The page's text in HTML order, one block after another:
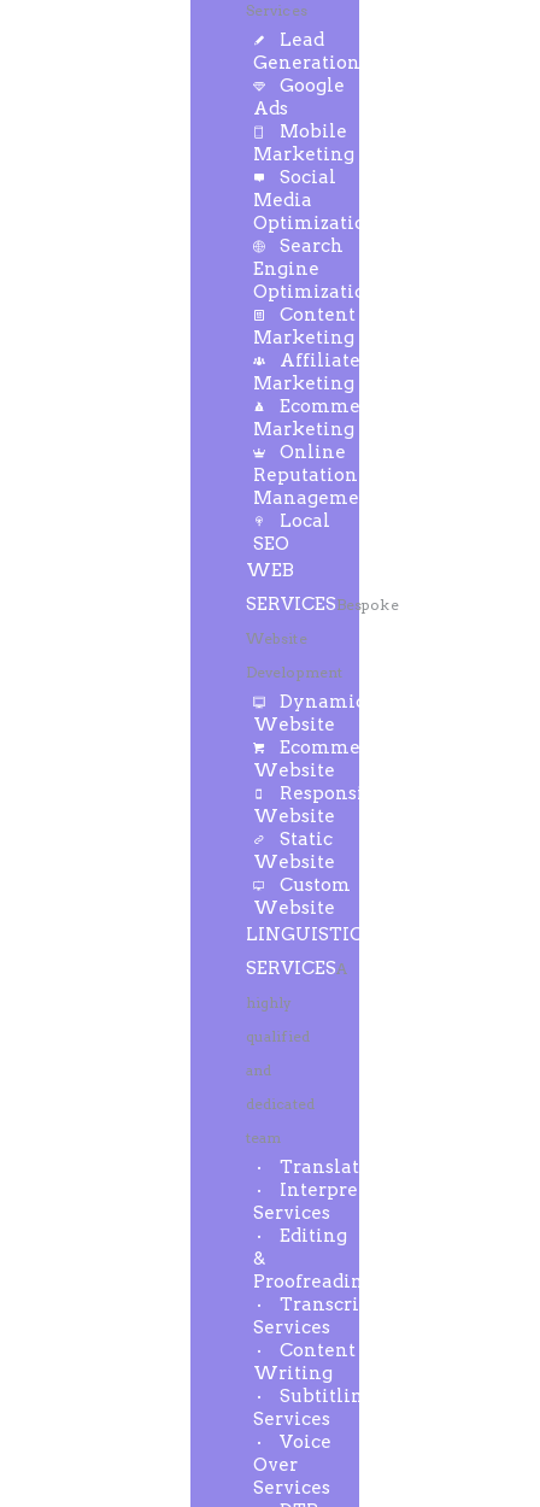
Services
Lead
Generation
Google
Ads
Mobile
Marketing
Social
Media
Optimization
Search
Engine
Optimization
Content
Marketing
Affiliate
Marketing
Ecommerce
Marketing
Online
Reputation
Management
Local
SEO
WEB
SERVICESBespoke
Website
Development
Dynamic
Website
Ecommerce
Website
Responsive
Website
Static
Website
Custom
Website
LINGUISTIC
SERVICESA
highly
qualified
and
dedicated
team
Translation
Interpreting
Services
Editing
&
Proofreading
Transcription
Services
Content
Writing
Subtitling
Services
Voice
Over
Services